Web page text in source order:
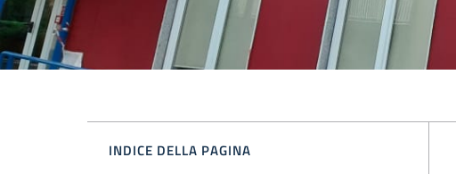
INDICE DELLA PAGINA